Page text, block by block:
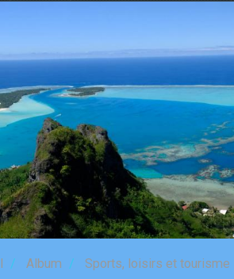
Album Sports, loisirs et tourisme